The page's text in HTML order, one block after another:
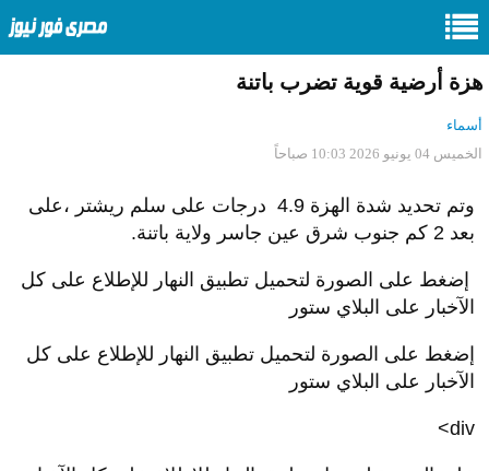
هزة أرضية قوية تضرب باتنة
أسماء
الخميس 04 يونيو 2026 10:03 صباحاً
وتم تحديد شدة الهزة 4.9 درجات على سلم ريشتر ،على
بعد 2 كم جنوب شرق عين جاسر ولاية باتنة.
إضغط على الصورة لتحميل تطبيق النهار للإطلاع على كل
الآخبار على البلاي ستور
إضغط على الصورة لتحميل تطبيق النهار للإطلاع على كل
الآخبار على البلاي ستور
div>